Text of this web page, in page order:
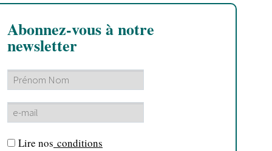
Abonnez-vous à notre
newsletter
Lire nos conditions